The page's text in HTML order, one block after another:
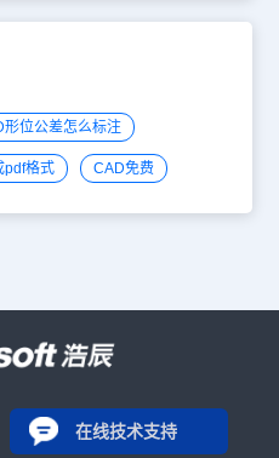
形位公差怎么标注
pdf格式 CAD免费
在线技术支持